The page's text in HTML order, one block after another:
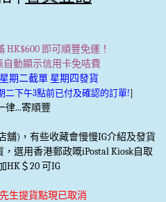
HK$600 即可順豐免運！
自動顯示信用卡免咭費
期二截單 星期四發貨
二下午3點前已付及確認的訂單!]
律...寄順豐
舖)，有些收藏會慢慢IG介紹及發貨
選用香港郵政嘅iPostal Kiosk自取
HK＄20 可IG
生提貨點現已取消